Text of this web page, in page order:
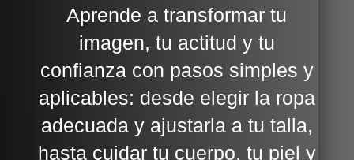
Aprende a transformar tu
imagen, tu actitud y tu
confianza con pasos simples y
aplicables: desde elegir la ropa
adecuada y ajustarla a tu talla,
hasta cuidar tu cuerpo, tu piel y